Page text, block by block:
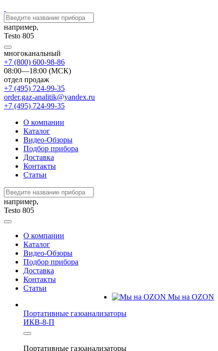
например,
Testo 805
многоканальный
+7 (800) 600-98-86
08:00—18:00 (МСК)
отдел продаж
+7 (495) 724-99-35
order.gaz-analitik@yandex.ru
+7 (495) 724-99-35
О компании
Каталог
Видео-Обзоры
Подбор прибора
Доставка
Контакты
Статьи
например,
Testo 805
О компании
Каталог
Видео-Обзоры
Подбор прибора
Доставка
Контакты
Статьи
Мы на OZON
Портативные газоанализаторы
ИКВ-8-П
Портативные газоанализаторы